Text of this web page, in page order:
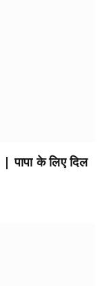
के लिए दिल